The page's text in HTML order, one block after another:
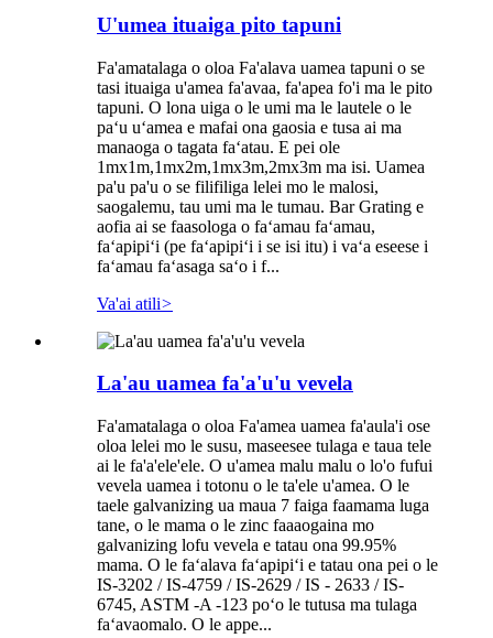
U'umea ituaiga pito tapuni
Fa'amatalaga o oloa Fa'alava uamea tapuni o se
tasi ituaiga u'amea fa'avaa, fa'apea fo'i ma le pito
tapuni. O lona uiga o le umi ma le lautele o le
paʻu uʻamea e mafai ona gaosia e tusa ai ma
manaoga o tagata faʻatau. E pei ole
1mx1m,1mx2m,1mx3m,2mx3m ma isi. Uamea
pa'u pa'u o se filifiliga lelei mo le malosi,
saogalemu, tau umi ma le tumau. Bar Grating e
aofia ai se faasologa o faʻamau faʻamau,
faʻapipiʻi (pe faʻapipiʻi i se isi itu) i vaʻa eseese i
faʻamau faʻasaga saʻo i f...
Va'ai atili>
La'au uamea fa'a'u'u vevela
Fa'amatalaga o oloa Fa'amea uamea fa'aula'i ose
oloa lelei mo le susu, maseesee tulaga e taua tele
ai le fa'a'ele'ele. O u'amea malu malu o lo'o fufui
vevela uamea i totonu o le ta'ele u'amea. O le
taele galvanizing ua maua 7 faiga faamama luga
tane, o le mama o le zinc faaaogaina mo
galvanizing lofu vevela e tatau ona 99.95%
mama. O le faʻalava faʻapipiʻi e tatau ona pei o le
IS-3202 / IS-4759 / IS-2629 / IS - 2633 / IS-
6745, ASTM -A -123 poʻo le tutusa ma tulaga
faʻavaomalo. O le appe...